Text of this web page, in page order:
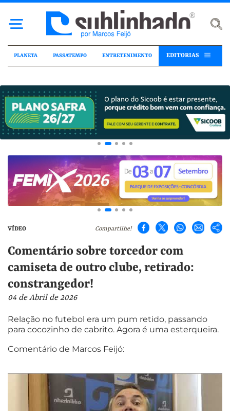
PLANETA PASSATEMPO ENTRETENIMENTO EDITORIAS
VÍDEO Compartilhe!
Comentário sobre torcedor com
camiseta de outro clube, retirado:
constrangedor!
04 de Abril de 2026
Relação no futebol era um pum retido, passando
para cocozinho de cabrito. Agora é uma esterqueira.
Comentário de Marcos Feijó: